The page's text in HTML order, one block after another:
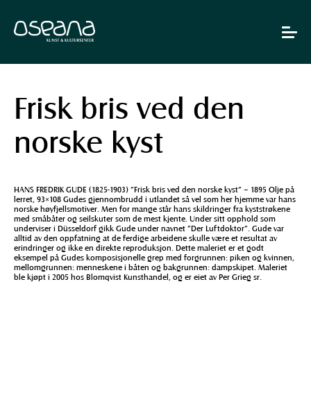
innhold
navigasjon
Toggle
Frisk bris ved den
norske kyst
HANS FREDRIK GUDE (1825-1903) ”Frisk bris ved den norske kyst” – 1895 Olje på
lerret, 93×108 Gudes gjennombrudd i utlandet så vel som her hjemme var hans
norske høyfjellsmotiver. Men for mange står hans skildringer fra kyststrøkene
med småbåter og seilskuter som de mest kjente. Under sitt opphold som
underviser i Düsseldorf gikk Gude under navnet ”Der Luftdoktor”. Gude var
alltid av den oppfatning at de ferdige arbeidene skulle være et resultat av
erindringer og ikke en direkte reproduksjon. Dette maleriet er et godt
eksempel på Gudes komposisjonelle grep med forgrunnen: piken og kvinnen,
mellomgrunnen: menneskene i båten og bakgrunnen: dampskipet. Maleriet
ble kjøpt i 2005 hos Blomqvist Kunsthandel, og er eiet av Per Grieg sr.